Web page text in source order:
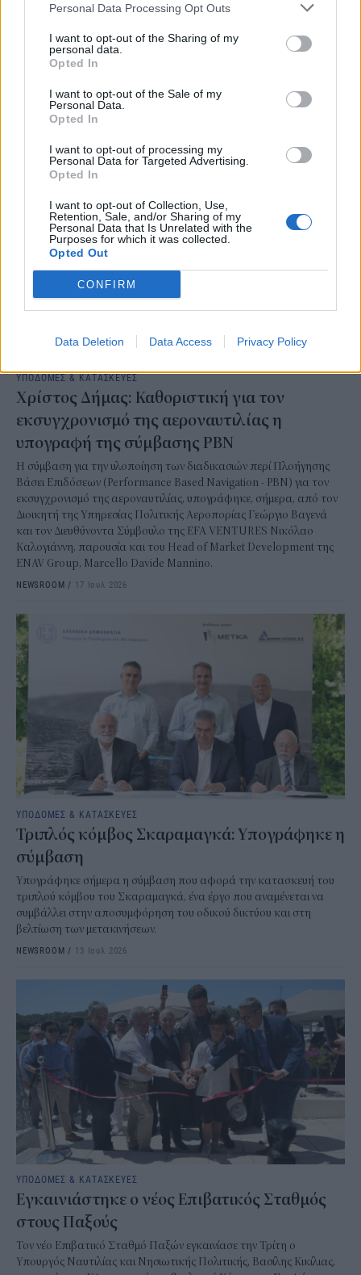
Personal Data Processing Opt Outs
I want to opt-out of the Sharing of my
personal data.
Opted In
I want to opt-out of the Sale of my
Personal Data.
Opted In
I want to opt-out of processing my
Personal Data for Targeted Advertising.
Opted In
I want to opt-out of Collection, Use,
Retention, Sale, and/or Sharing of my
Personal Data that Is Unrelated with the
Purposes for which it was collected.
Opted Out
CONFIRM
Data Deletion Data Access Privacy Policy
την αξιοποίηση των σταθμών Λάρισας,
Πλαταμώνα και Κατάκολου
Σε διαδικασία αξιοποίησης περνούν οι σιδηροδρομικοί σταθμοί
δημοσίευσε τρεις προσκλήσεις εκδήλωσης μη δεσμευτικού
ενδιαφέροντος, με προθεσμία υποβολής προτάσεων έως τις 15
Οκτωβρίου 2026.
NEWSROOM/20 Ιουλ 2026
ΥΠΟΔΟΜΕΣ & ΚΑΤΑΣΚΕΥΕΣ
Χρίστος Δήμας: Καθοριστική για τον
εκσυγχρονισμό της αεροναυτιλίας η
υπογραφή της σύμβασης PBN
Η σύμβαση για την υλοποίηση των διαδικασιών περί Πλοήγησης
Βάσει Επιδόσεων (Performance Based Navigation - PBN) για τον
εκσυγχρονισμό της αεροναυτιλίας, υπογράφηκε, σήμερα, από τον
Διοικητή της Υπηρεσίας Πολιτικής Αεροπορίας Γεώργιο Βαγενά
και τον Διευθύνοντα Σύμβουλο της EFA VENTURES Νικόλαο
Καλογιάννη, παρουσία και του Head of Market Development της
ENAV Group, Marcello Davide Mannino.
NEWSROOM / 17 Ιουλ 2026
ΥΠΟΔΟΜΕΣ & ΚΑΤΑΣΚΕΥΕΣ
Τριπλός κόμβος Σκαραμαγκά: Υπογράφηκε η
σύμβαση
Υπογράφηκε σήμερα η σύμβαση που αφορά την κατασκευή του
τριπλού κόμβου του Σκαραμαγκά, ένα έργο που αναμένεται να
συμβάλλει στην αποσυμφόρηση του οδικού δικτύου και στη
βελτίωση των μετακινήσεων.
NEWSROOM / 13 Ιουλ 2026
ΥΠΟΔΟΜΕΣ & ΚΑΤΑΣΚΕΥΕΣ
Εγκαινιάστηκε ο νέος Επιβατικός Σταθμός
στους Παξούς
Τον νέο Επιβατικό Σταθμό Παξών εγκαινίασε την Τρίτη ο
Υπουργός Ναυτιλίας και Νησιωτικής Πολιτικής, Βασίλης Κικίλιας,